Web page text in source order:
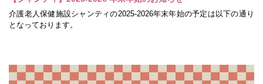
介護老人保健施設シャンティの2025-2026年末年始の予定は以下の通り
となっております。